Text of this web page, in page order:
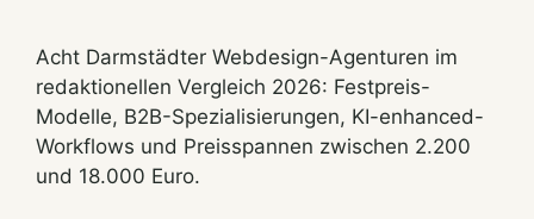
Acht Darmstädter Webdesign-Agenturen im
redaktionellen Vergleich 2026: Festpreis-
Modelle, B2B-Spezialisierungen, KI-enhanced-
Workflows und Preisspannen zwischen 2.200
und 18.000 Euro.